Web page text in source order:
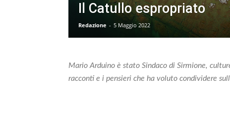
Il Catullo espropriato
Redazione - 5 Maggio 2022
Mario Arduino è stato Sindaco di Sirmione,
racconti e i pensieri che ha voluto condividere